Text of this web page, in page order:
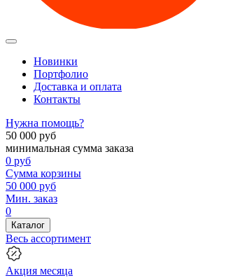
Новинки
Портфолио
Доставка и оплата
Контакты
Нужна помощь?
50 000 руб
минимальная сумма заказа
0 руб
Сумма корзины
50 000 руб
Мин. заказ
0
Каталог
Весь ассортимент
Акция месяца